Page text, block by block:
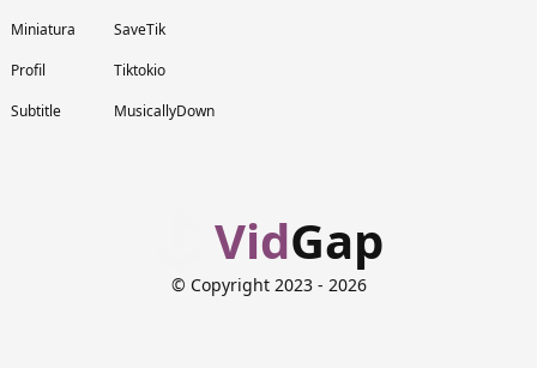
Miniatura
Profil
Subtitle
SaveTik
Tiktokio
MusicallyDown
VidGap
© Copyright 2023 - 2026